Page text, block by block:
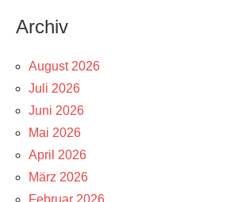
Archiv
August 2026
Juli 2026
Juni 2026
Mai 2026
April 2026
März 2026